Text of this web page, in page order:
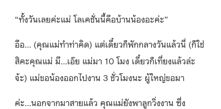
“ทั้งวันเลยค่ะแม่ โลเคชั่นนี้คือบ้านน้องอะค่ะ”
อือ… (คุณแม่ทำท่าคิด) แต่เดี๋ยวก็พักกลางวันแล้วนี่ (ก็ใช่
สิคะคุณแม่ มึ…เอ๊ย แม่มา 10 โมง เดี๋ยวก็เที่ยงแล้วล่ะ
จ้ะ) แม่ขอน้องออกไปงาน 3 ชั่วโมงนะ ผู้ใหญ่ขอมา
ค่ะ…นอกจากมาสายแล้ว คุณแม่ยังพาลูกวิ่งงาน ซึ่ง